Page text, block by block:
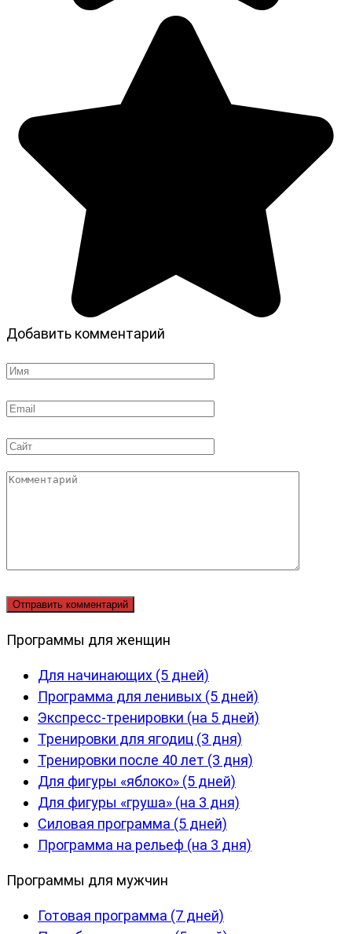
Добавить комментарий
Имя
Email
Сайт
Комментарий
Программы для женщин
Для начинающих (5 дней)
Программа для ленивых (5 дней)
Экспресс-тренировки (на 5 дней)
Тренировки для ягодиц (3 дня)
Тренировки после 40 лет (3 дня)
Для фигуры «яблоко» (5 дней)
Для фигуры «груша» (на 3 дня)
Силовая программа (5 дней)
Программа на рельеф (на 3 дня)
Программы для мужчин
Готовая программа (7 дней)